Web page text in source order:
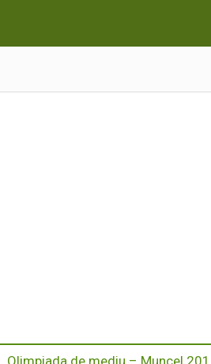
Next
Olimpiada de mediu – Muncel